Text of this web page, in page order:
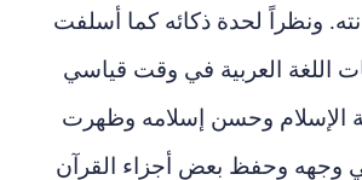
ونظراً لحدة ذكائه كما أسلفت
اللغة العربية في وقت قياسي
الإسلام وحسن إسلامه وظهرت
وجهه وحفظ بعض أجزاء القرآن